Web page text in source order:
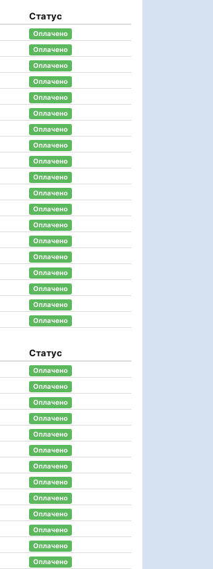
Статус
Оплачено
Оплачено
Оплачено
Оплачено
Оплачено
Оплачено
Оплачено
Оплачено
Оплачено
Оплачено
Оплачено
Оплачено
Оплачено
Оплачено
Оплачено
Оплачено
Оплачено
Оплачено
Оплачено
Статус
Оплачено
Оплачено
Оплачено
Оплачено
Оплачено
Оплачено
Оплачено
Оплачено
Оплачено
Оплачено
Оплачено
Оплачено
Оплачено